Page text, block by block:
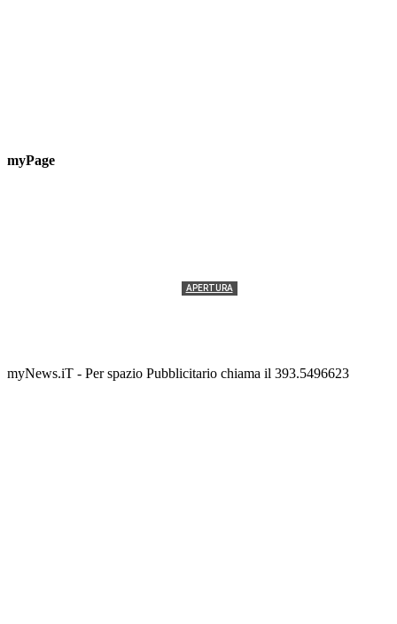
myPage
APERTURA
myNews.iT - Per spazio Pubblicitario chiama il 393.5496623